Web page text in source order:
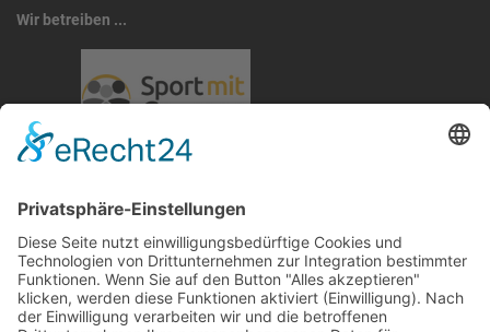
Wir betreiben ...
August 2026
Mo Di Mi Do Fr Sa
So
31 27 28 29 30 31 1